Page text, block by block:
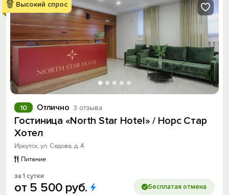
Высокий спрос
Отлично 3 отзыва
10
Гостиница «North Star Hotel» / Норс Стар
Хотел
Иркутск, ул. Седова, д. 4
Питание
за 1 сутки
от 5 500 руб. Бесплатая отмена